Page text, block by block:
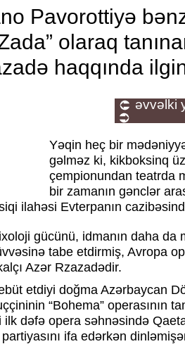
Pavorottiyə
olaraq
haqqında
əvvəlki
Yəqin heç bir
gəlməz ki, kikboksinq
çempionundan teatrda
bir zamanın gənclər
ilahəsi Evterpanın
gücünü, idmanın daha da
tabe etdirmiş, Avropa
Azər Rzazadədir.
etdiyi doğma Azərbaycan
“Bohema” operasının
dəfə opera səhnəsində
ifa edərkən